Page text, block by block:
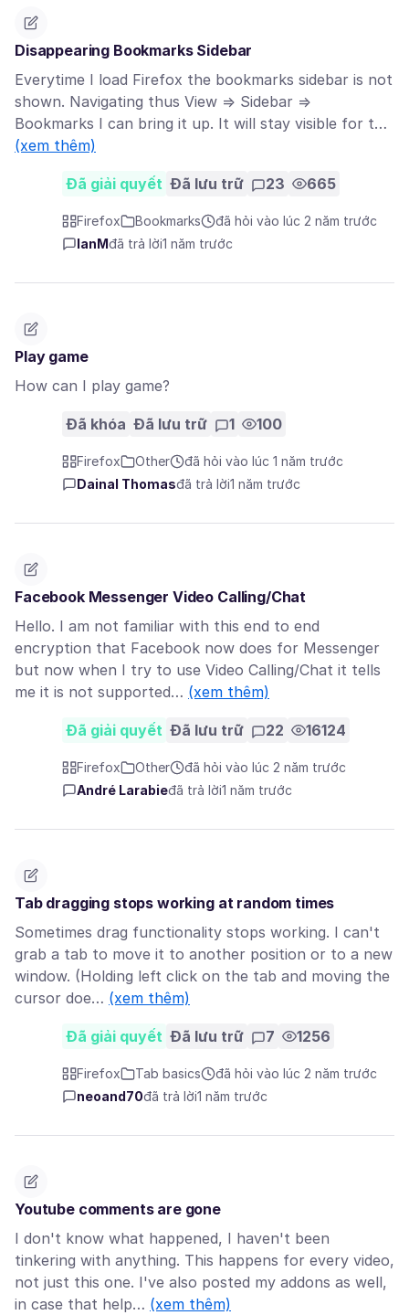
Disappearing Bookmarks Sidebar
Everytime I load Firefox the bookmarks sidebar is not
shown. Navigating thus View => Sidebar =>
Bookmarks I can bring it up. It will stay visible for t…
(xem thêm)
Đã giải quyết Đã lưu trữ 23 665
Firefox Bookmarks
đã hỏi vào lúc 2 năm trước
IanMđã trả lời1 năm trước
Play game
How can I play game?
Đã khóa Đã lưu trữ 1 100
Firefox Other
đã hỏi vào lúc 1 năm trước
Dainal Thomasđã trả lời1 năm trước
Facebook Messenger Video Calling/Chat
Hello. I am not familiar with this end to end
encryption that Facebook now does for Messenger
but now when I try to use Video Calling/Chat it tells
me it is not supported… (xem thêm)
Đã giải quyết Đã lưu trữ 22 16124
Firefox Other
đã hỏi vào lúc 2 năm trước
André Larabieđã trả lời1 năm trước
Tab dragging stops working at random times
Sometimes drag functionality stops working. I can't
grab a tab to move it to another position or to a new
window. (Holding left click on the tab and moving the
cursor doe… (xem thêm)
Đã giải quyết Đã lưu trữ 7 1256
Firefox Tab basics
đã hỏi vào lúc 2 năm trước
neoand70đã trả lời1 năm trước
Youtube comments are gone
I don't know what happened, I haven't been
tinkering with anything. This happens for every video,
not just this one. I've also posted my addons as well,
in case that help… (xem thêm)